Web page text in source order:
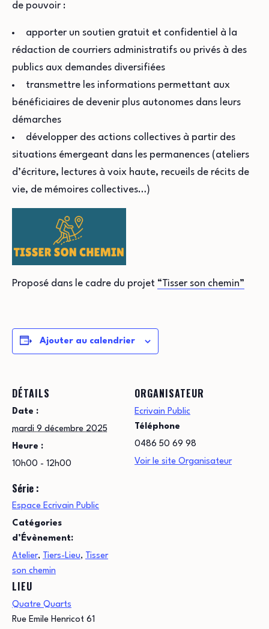
de pouvoir :
apporter un soutien gratuit et confidentiel à la
rédaction de courriers administratifs ou privés à des
publics aux demandes diversifiées
transmettre les informations permettant aux
bénéficiaires de devenir plus autonomes dans leurs
démarches
développer des actions collectives à partir des
situations émergeant dans les permanences (ateliers
d’écriture, lectures à voix haute, recueils de récits de
vie, de mémoires collectives…)
Proposé dans le cadre du projet “Tisser son chemin”
Ajouter au calendrier
DÉTAILS
Date :
mardi 9 décembre 2025
Heure :
10h00 - 12h00
Série :
Espace Ecrivain Public
Catégories
d’Évènement:
Atelier, Tiers-Lieu, Tisser
son chemin
LIEU
Quatre Quarts
Rue Emile Henricot 61
ORGANISATEUR
Ecrivain Public
Téléphone
0486 50 69 98
Voir le site Organisateur